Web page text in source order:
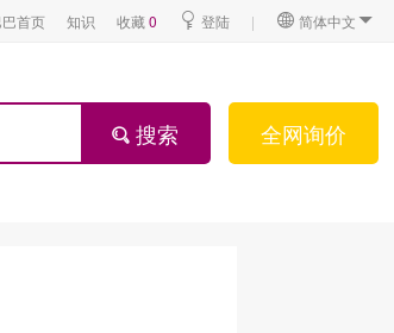
首页 知识 收藏0 登陆 | 简体中文
搜索 全网询价